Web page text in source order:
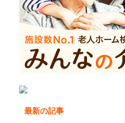
最新の記事